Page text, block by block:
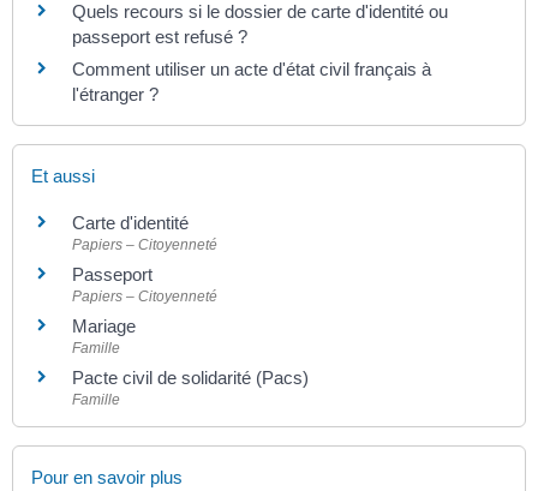
Quels recours si le dossier de carte d'identité ou
passeport est refusé ?
Comment utiliser un acte d'état civil français à
l'étranger ?
Et aussi
Carte d'identité
Papiers – Citoyenneté
Passeport
Papiers – Citoyenneté
Mariage
Famille
Pacte civil de solidarité (Pacs)
Famille
Pour en savoir plus